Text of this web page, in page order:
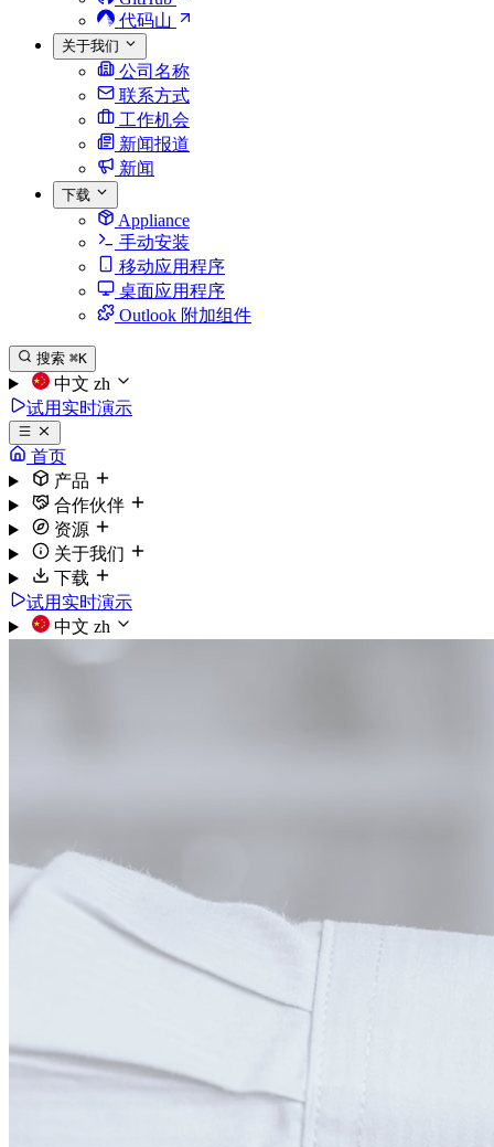
代码山
关于我们
公司名称
联系方式
工作机会
新闻报道
新闻
下载
Appliance
手动安装
移动应用程序
桌面应用程序
Outlook 附加组件
搜索 ⌘K
中文 zh
试用实时演示
首页
产品
合作伙伴
资源
关于我们
下载
试用实时演示
中文 zh